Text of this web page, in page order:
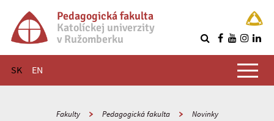
Pedagogická fakulta
Katolíckej univerzity
v Ružomberku
SK EN
Hlavné menu
Fakulty Pedagogická fakulta Novinky